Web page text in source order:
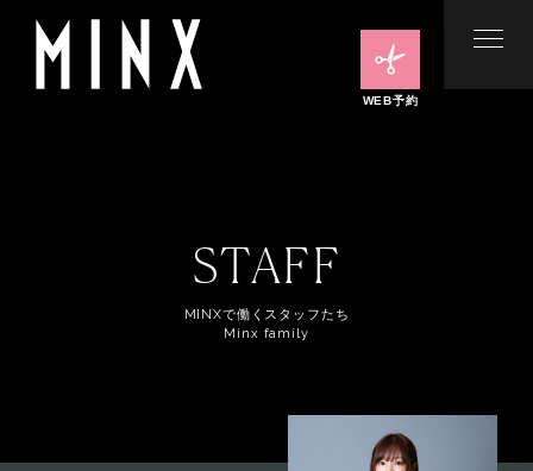
WEB予約
STAFF
MINXで働くスタッフたち
Minx family